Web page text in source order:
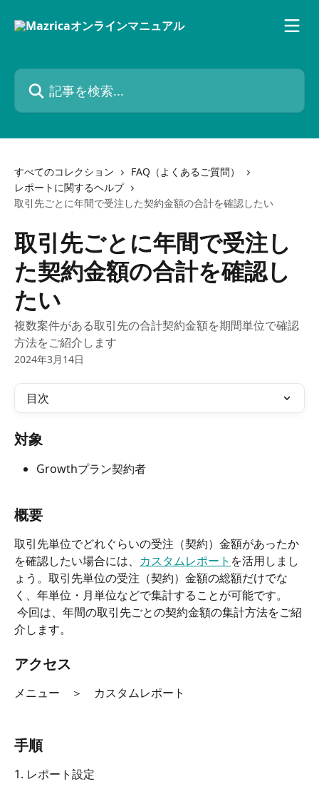
記事を検索...
すべてのコレクション
FAQ（よくあるご質問）
レポートに関するヘルプ
取引先ごとに年間で受注した契約金額の合計を確認したい
取引先ごとに年間で受注し
た契約金額の合計を確認し
たい
複数案件がある取引先の合計契約金額を期間単位で確認
方法をご紹介します
2024年3月14日
目次
対象
Growthプラン契約者
概要
取引先単位でどれぐらいの受注（契約）金額があったか
を確認したい場合には、 カスタムレポート を活用しまし
ょう。取引先単位の受注（契約）金額の総額だけでな
く、年単位・月単位などで集計することが可能です。
介します。
アクセス
メニュー　＞　カスタムレポート
手順
1. レポート設定